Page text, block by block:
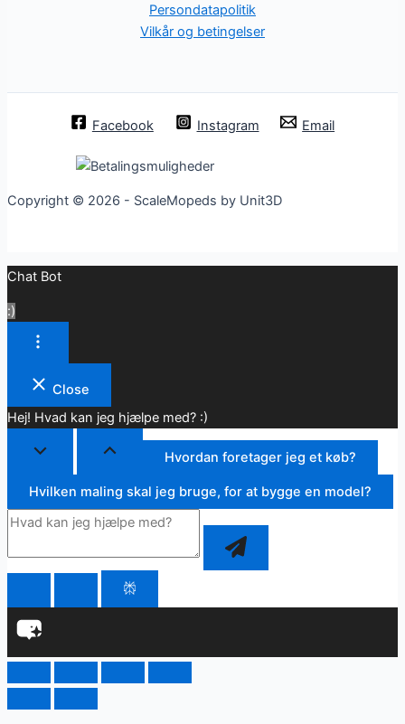
Persondatapolitik
Vilkår og betingelser
Facebook Instagram Email
Copyright © 2026 - ScaleMopeds by Unit3D
Chat Bot
:)
Close
Hej! Hvad kan jeg hjælpe med? :)
Hvordan foretager jeg et køb?
Hvilken maling skal jeg bruge, for at bygge en model?